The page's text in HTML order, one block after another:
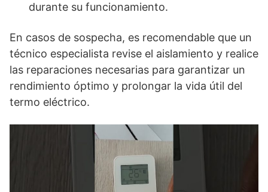
durante su funcionamiento.
En casos de sospecha, es recomendable que un
técnico especialista revise el aislamiento y realice
las reparaciones necesarias para garantizar un
rendimiento óptimo y prolongar la vida útil del
termo eléctrico.